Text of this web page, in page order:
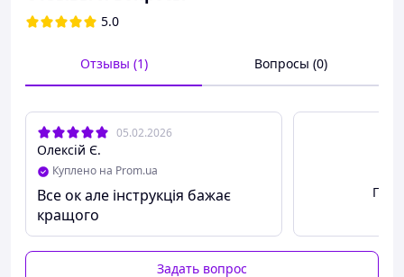
5.0
Отзывы (1) Вопросы (0)
05.02.2026
Олексій Є.
Куплено на Prom.ua
Все ок але інструкція бажає
кращого
Задать вопрос